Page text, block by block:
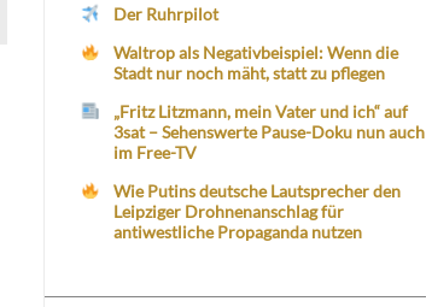
Der Ruhrpilot
Waltrop als Negativbeispiel: Wenn die
Stadt nur noch mäht, statt zu pflegen
„Fritz Litzmann, mein Vater und ich“ auf
3sat – Sehenswerte Pause-Doku nun auch
im Free-TV
Wie Putins deutsche Lautsprecher den
Leipziger Drohnenanschlag für
antiwestliche Propaganda nutzen